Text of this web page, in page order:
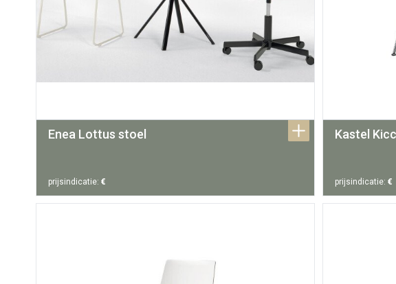
Enea Lottus stoel
prijsindicatie: €
Kastel
prijsindicatie: €